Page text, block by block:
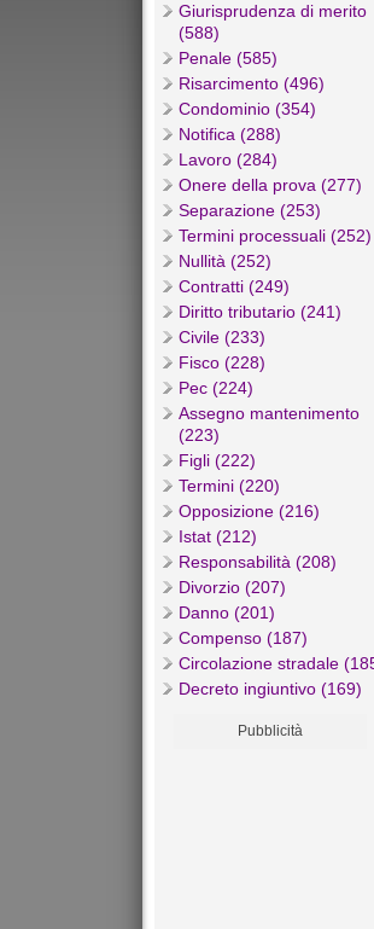
Giurisprudenza di merito
(588)
Penale (585)
Risarcimento (496)
Condominio (354)
Notifica (288)
Lavoro (284)
Onere della prova (277)
Separazione (253)
Termini processuali (252)
Nullità (252)
Contratti (249)
Diritto tributario (241)
Civile (233)
Fisco (228)
Pec (224)
Assegno mantenimento
(223)
Figli (222)
Termini (220)
Opposizione (216)
Istat (212)
Responsabilità (208)
Divorzio (207)
Danno (201)
Compenso (187)
Circolazione stradale
Decreto ingiuntivo (169)
Pubblicità